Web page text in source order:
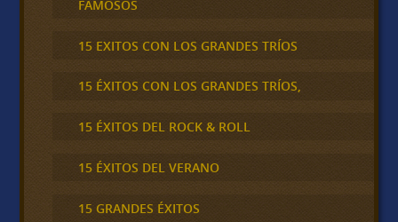
FAMOSOS
15 EXITOS CON LOS GRANDES TRÍOS
15 ÉXITOS CON LOS GRANDES TRÍOS,
15 ÉXITOS DEL ROCK & ROLL
15 ÉXITOS DEL VERANO
15 GRANDES ÉXITOS